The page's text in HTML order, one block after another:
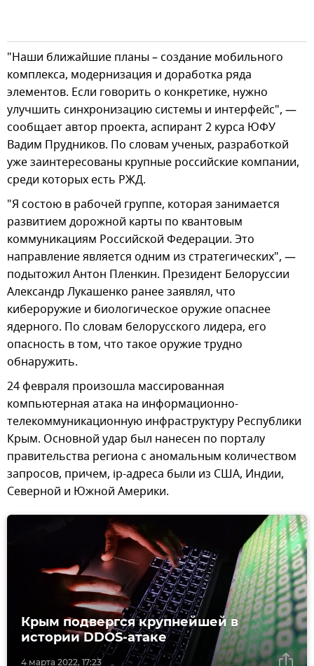
"Наши ближайшие планы – создание мобильного
комплекса, модернизация и доработка ряда
элементов. Если говорить о конкретике, нужно
улучшить синхронизацию системы и интерфейс", —
сообщает автор проекта, аспирант 2 курса ЮФУ
Вадим Прудников. По словам ученых, разработкой
уже заинтересованы крупные российские компании,
среди которых есть РЖД.
"Я состою в рабочей группе, которая занимается
развитием дорожной карты по квантовым
коммуникациям Российской Федерации. Это
направление является одним из стратегических", —
подытожил Антон Пленкин. Президент Белоруссии
Александр Лукашенко ранее заявлял, что
кибероружие и биологическое оружие опаснее
ядерного. По словам белорусского лидера, его
опасность в том, что такое оружие трудно
обнаружить.
24 февраля произошла массированная
компьютерная атака на информационно-
телекоммуникационную инфраструктуру Республики
Крым. Основной удар был нанесен по порталу
правительства региона с аномальным количеством
запросов, причем, ip-адреса были из США, Индии,
Северной и Южной Америки.
4 марта 2022, 17:23
Крым подвергся крупнейшей в
истории DDOS-атаке